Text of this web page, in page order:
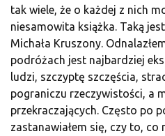
tak wiele, że o każdej z nich
niesamowita książka. Taką
Michała Kruszony.
podróżach jest najbardziej
ludzi, szczyptę szczęścia,
pograniczu rzeczywistości, a
przekraczających. Często po
zastanawiałem się, czy to, co